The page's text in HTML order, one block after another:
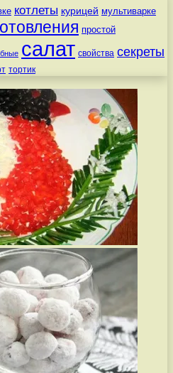
котлеты курицей мультиварке
простой
салат свойства секреты
тортик